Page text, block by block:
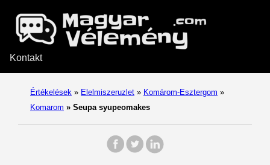
Kontakt
Értékelések » Elelmiszeruzlet » Komárom-Esztergom »
Komarom » Seupa syupeomakes